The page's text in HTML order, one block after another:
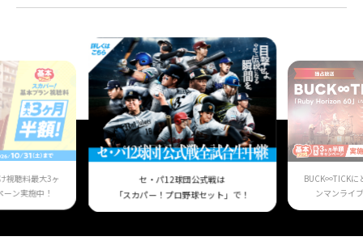
視聴料最大3ヶ
ン実施中！
セ・パ12球団公式戦は
「スカパー！プロ野球セット」で！
BUCK∞TICKに
ンマンライ